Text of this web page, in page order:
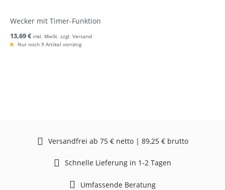
Wecker mit Timer-Funktion
13,69 € inkl. MwSt. zzgl. Versand
Nur noch 9 Artikel vorrätig
Versandfrei ab 75 € netto | 89,25 € brutto
Schnelle Lieferung in 1-2 Tagen
Umfassende Beratung